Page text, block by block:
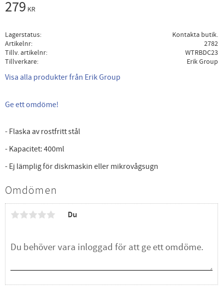
279 KR
Lagerstatus
Kontakta butik.
Artikelnr
2782
Tillv. artikelnr
WTRBDC23
Tillverkare
Erik Group
Visa alla produkter från Erik Group
Ge ett omdöme!
- Flaska av rostfritt stål
- Kapacitet: 400ml
- Ej lämplig för diskmaskin eller mikrovågsugn
Omdömen
Du